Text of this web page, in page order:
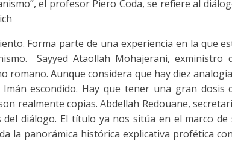
el profesor Piero Coda, se refiere al
Forma parte de una experiencia en la que
Sayyed Ataollah Mohajerani,
romano. Aunque considera que hay diez
Imán escondido. Hay que tener una gran
realmente copias. Abdellah Redouane,
diálogo. El título ya nos sitúa en el marco
la panorámica histórica explicativa profética